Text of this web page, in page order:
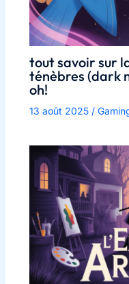
tout savoir sur
ténèbres (dark
oh!
13 août 2025 /